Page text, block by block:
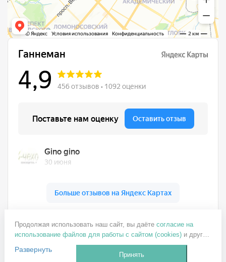
+7 499 137-77-82
ganneman@mail.ru
Заказать звонок
Продолжая использовать наш сайт, вы даёте согласие на
использование файлов для работы с сайтом (cookies)и других
пользовательских данных (включая IP-адрес, сведения о
местоположении, устройстве, действиях на сайте и т. п.) для
Развернуть
Принять